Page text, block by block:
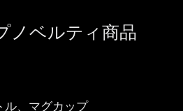
ノベルティ商品
ル、マグカップ